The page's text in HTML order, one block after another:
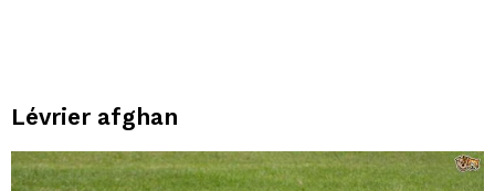
Lévrier afghan